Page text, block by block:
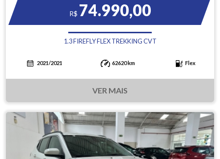
R$ 74.990,00
1.3 FIREFLY FLEX TREKKING CVT
2021/2021 62620 km Flex
VER MAIS